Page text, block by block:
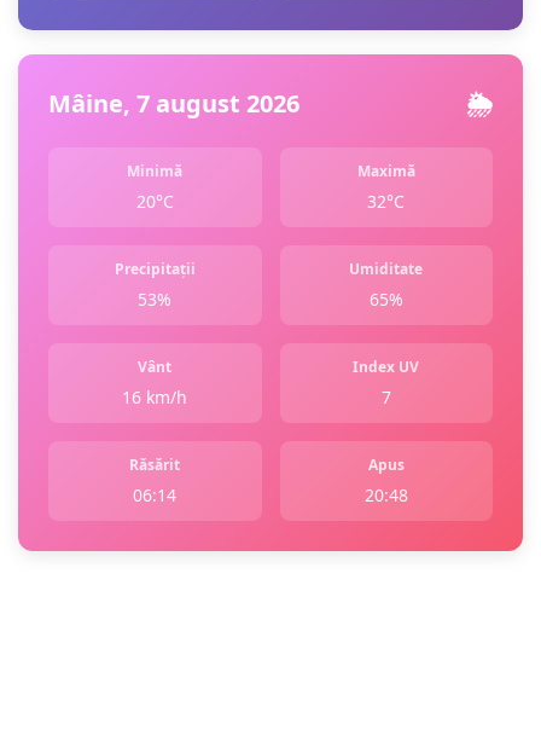
Mâine, 7 august 2026 🌦️
Minimă
20°C
Maximă
32°C
Precipitații
53%
Umiditate
65%
Vânt
16 km/h
Index UV
7
Răsărit
06:14
Apus
20:48